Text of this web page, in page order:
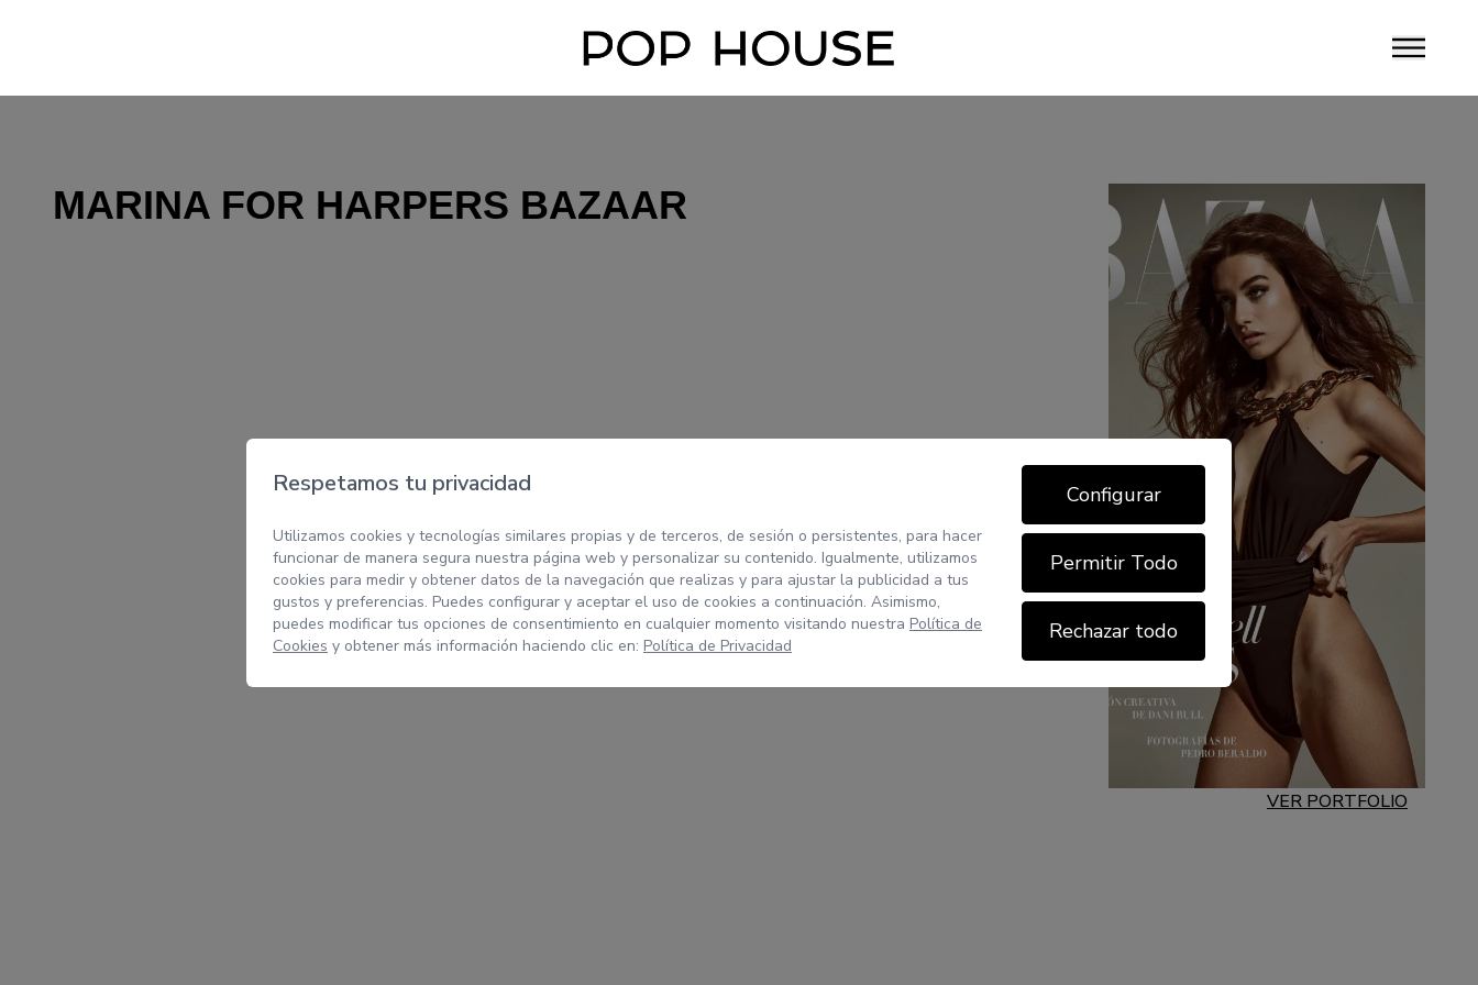
MARINA FOR HARPERS BAZAAR
VER PORTFOLIO
Respetamos tu privacidad
Utilizamos cookies y tecnologías similares propias y de terceros, de sesión o persistentes, para hacer
funcionar de manera segura nuestra página web y personalizar su contenido. Igualmente, utilizamos
cookies para medir y obtener datos de la navegación que realizas y para ajustar la publicidad a tus
gustos y preferencias. Puedes configurar y aceptar el uso de cookies a continuación. Asimismo,
puedes modificar tus opciones de consentimiento en cualquier momento visitando nuestra Política de
Cookies y obtener más información haciendo clic en: Política de Privacidad
Configurar
Permitir Todo
Rechazar todo